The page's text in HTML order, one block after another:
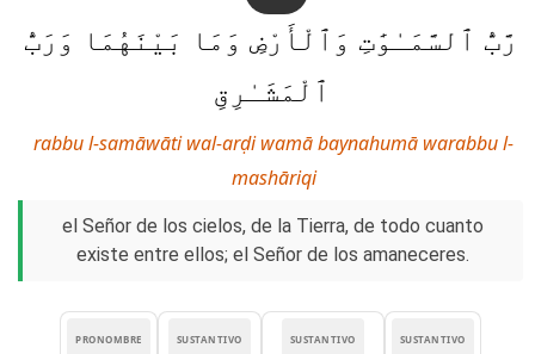
رَّبُّ ٱلسَّمَـٰوَٰتِ وَٱلْأَرْضِ وَمَا بَيْنَهُمَا وَرَبُّ
ٱلْمَشَـٰرِقِ
rabbu l-samāwāti wal-arḍi wamā baynahumā warabbu l-
mashāriqi
el Señor de los cielos, de la Tierra, de todo cuanto
existe entre ellos; el Señor de los amaneceres.
SUSTANTIVO
SUSTANTIVO
SUSTANTIVO
PRONOMBRE